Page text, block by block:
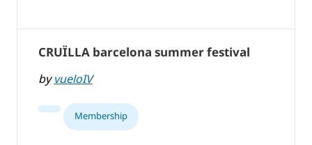
CRUÏLLA barcelona summer festival
byvueloIV
Membership